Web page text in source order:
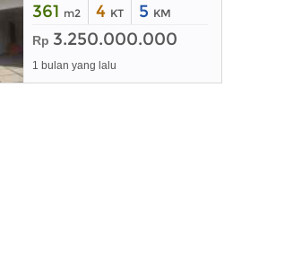
361 m2 4 KT 5 KM
Rp 3.250.000.000
1 bulan yang lalu